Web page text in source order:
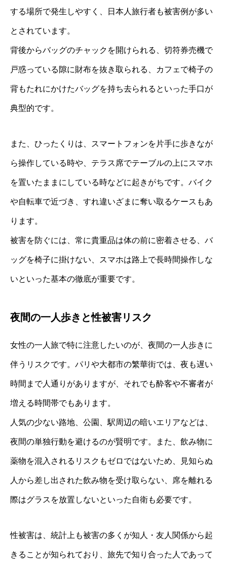
する場所で発生しやすく、日本人旅行者も被害例が多い
とされています。
背後からバッグのチャックを開けられる、切符券売機で
戸惑っている隙に財布を抜き取られる、カフェで椅子の
背もたれにかけたバッグを持ち去られるといった手口が
典型的です。
また、ひったくりは、スマートフォンを片手に歩きなが
ら操作している時や、テラス席でテーブルの上にスマホ
を置いたままにしている時などに起きがちです。バイク
や自転車で近づき、すれ違いざまに奪い取るケースもあ
ります。
被害を防ぐには、常に貴重品は体の前に密着させる、バ
ッグを椅子に掛けない、スマホは路上で長時間操作しな
いといった基本の徹底が重要です。
夜間の一人歩きと性被害リスク
女性の一人旅で特に注意したいのが、夜間の一人歩きに
伴うリスクです。パリや大都市の繁華街では、夜も遅い
時間まで人通りがありますが、それでも酔客や不審者が
増える時間帯でもあります。
人気の少ない路地、公園、駅周辺の暗いエリアなどは、
夜間の単独行動を避けるのが賢明です。また、飲み物に
薬物を混入されるリスクもゼロではないため、見知らぬ
人から差し出された飲み物を受け取らない、席を離れる
際はグラスを放置しないといった自衛も必要です。
性被害は、統計上も被害の多くが知人・友人関係から起
きることが知られており、旅先で知り合った人であって